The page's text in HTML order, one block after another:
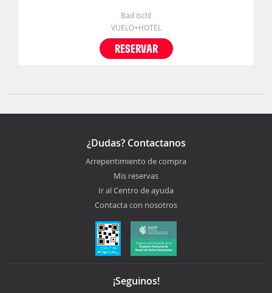
Bad Ischl
VUELO+HOTEL
RESERVAR
¿Dudas? Contactanos
Arrepentimiento de compra
Mis reservas
Ir al Centro de ayuda
Contacta con nosotros
¡Seguinos!